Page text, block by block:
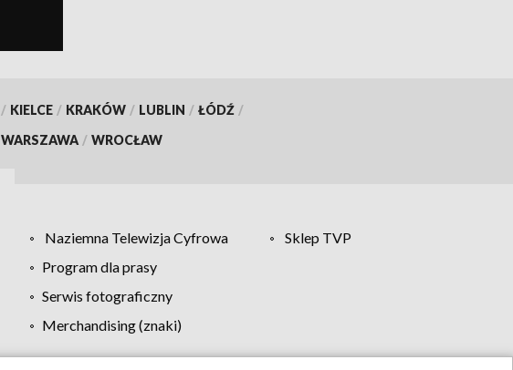
/ KIELCE / KRAKÓW / LUBLIN / ŁÓDŹ /
WARSZAWA / WROCŁAW
Naziemna Telewizja Cyfrowa
Sklep TVP
Program dla prasy
Serwis fotograficzny
Merchandising (znaki)